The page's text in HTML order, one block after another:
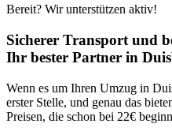
Bereit? Wir unterstützen aktiv!
Sicherer Transport und
Ihr bester Partner in
Wenn es um Ihren Umzug in
erster Stelle, und genau das
Preisen, die schon bei 22€